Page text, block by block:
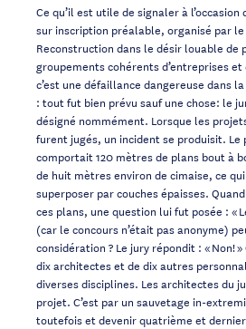
Ce qu’il est utile de signaler à
sur inscription préalable, organisé par
Reconstruction dans le désir louable de
groupements cohérents d’entreprises et
c’est une défaillance dangereuse dans
: tout fut bien prévu sauf une chose: le
désigné nommément. Lorsque les
furent jugés, un incident se produisit. Le
comportait 120 mètres de plans bout à
de huit mètres environ de cimaise, ce
superposer par couches épaisses.
ces plans, une question lui fut posée : «
(car le concours n’était pas anonyme)
considération ? Le jury répondit : « Non!
dix architectes et de dix autres
diverses disciplines. Les architectes du
projet. C’est par un sauvetage in-
toutefois et devenir quatrième et